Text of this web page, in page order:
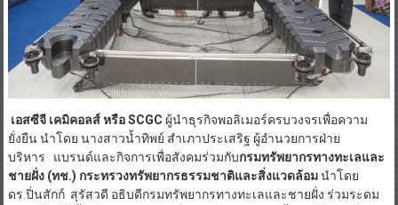
เอสซีจี เคมิคอลส์ หรือ SCGC ผู้นำธุรกิจพอลิเมอร์ครบวงจรเพื่อความ
ยั่งยืน นำโดย นางสาวน้ำทิพย์ สำเภาประเสริฐ ผู้อำนวยการฝ่าย
บริหาร แบรนด์และกิจการเพื่อสังคมร่วมกับกรมทรัพยากรทางทะเลและ
ชายฝั่ง (ทช.) กระทรวงทรัพยากรธรรมชาติและสิ่งแวดล้อมนำโดย
ดร.ปิ่นสักก์ สุรัสวดี อธิบดีกรมทรัพยากรทางทะเลและชายฝั่ง ร่วมระดม